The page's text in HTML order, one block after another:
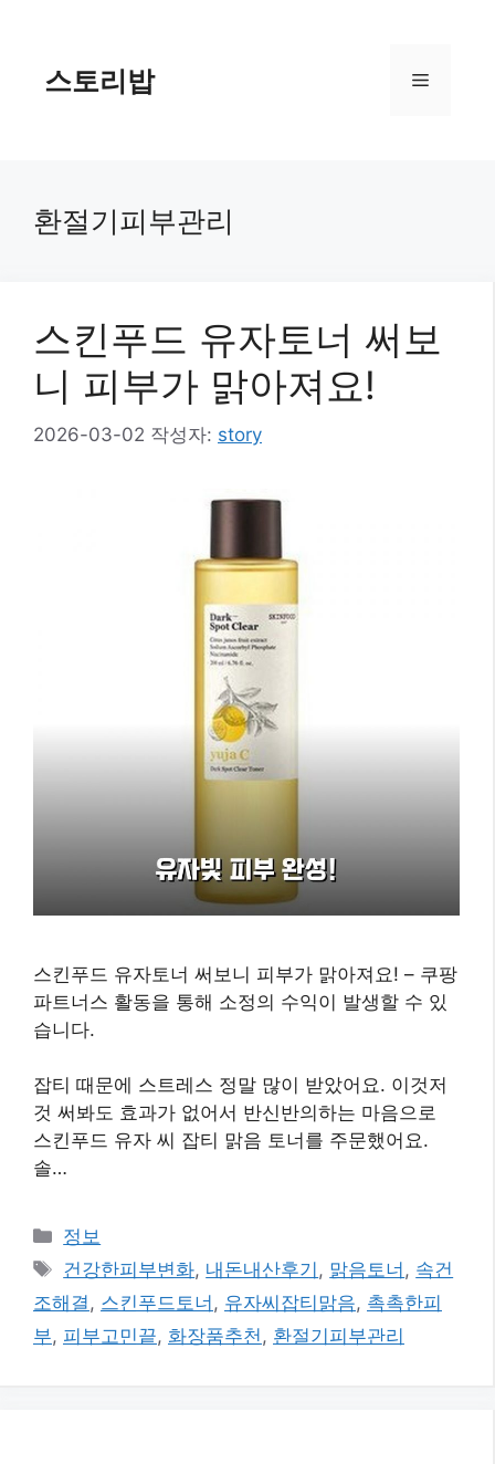
스토리밥 메
환절기피부관리
스킨푸드 유자토너 써보
니 피부가 맑아져요!
2026-03-02 작성자: story
스킨푸드 유자토너 써보니 피부가 맑아져요! – 쿠팡
파트너스 활동을 통해 소정의 수익이 발생할 수 있
습니다.
잡티 때문에 스트레스 정말 많이 받았어요. 이것저
것 써봐도 효과가 없어서 반신반의하는 마음으로
스킨푸드 유자 씨 잡티 맑음 토너를 주문했어요.
솔…
카
테
리
정보
태
그
건강한피부변화, 내돈내산후기 , 맑음토너 , 속건
조해결 , 스킨푸드토너 , 유자씨잡티맑음, 촉촉한피
부, 피부고민끝, 화장품추천, 환절기피부관리